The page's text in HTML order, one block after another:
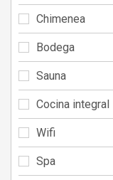
Chimenea
Bodega
Sauna
Cocina integral
Wifi
Spa